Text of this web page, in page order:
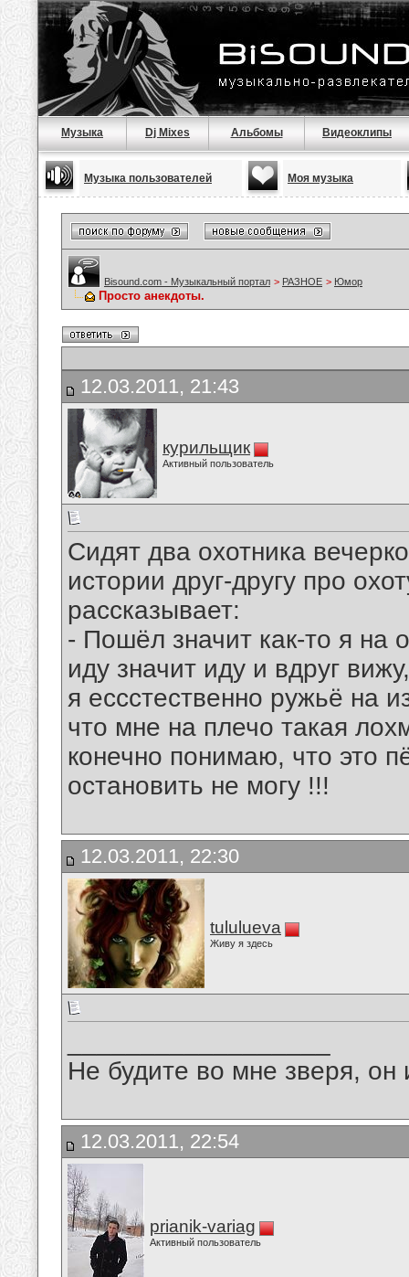
Музыка Dj Mixes Альбомы Видеоклипы
Музыка пользователей Моя музыка
Bisound.com - Музыкальный портал > РАЗНОЕ > Юмор
Просто анекдоты.
12.03.2011, 21:43
курильщик
Активный пользователь
Сидят два охотника
истории друг-другу про
рассказывает:
- Пошёл значит как-то я на
иду значит иду и вдруг
я ессстественно ружьё на
что мне на плечо такая
конечно понимаю, что это
остановить не могу !!!
12.03.2011, 22:30
tululueva
Живу я здесь
Не будите во мне зверя, он
12.03.2011, 22:54
prianik-variag
Активный пользователь